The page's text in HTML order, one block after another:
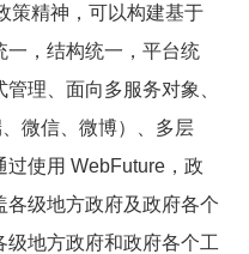
策精神，可以构建基于
一，结构统一，平台统
理、面向多服务对象、
微信、微博）、多层
使用 WebFuture，政
各级地方政府及政府各个
地方政府和政府各个工